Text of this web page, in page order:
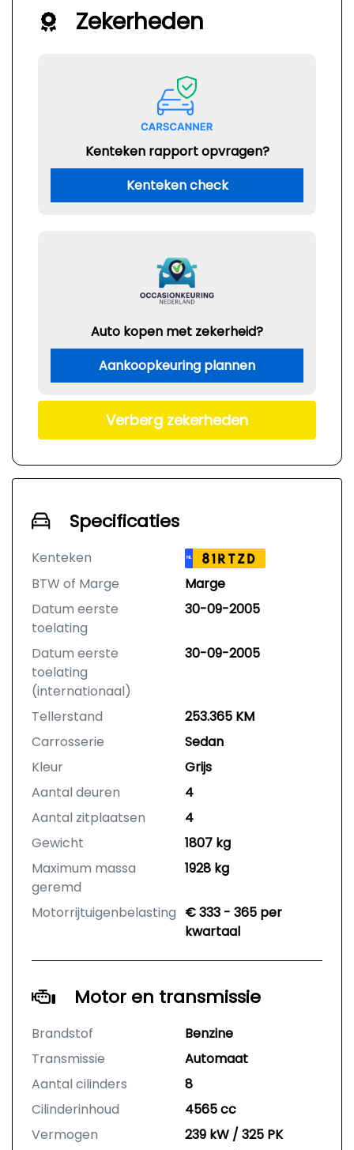
Zekerheden
Kenteken rapport opvragen?
Kenteken check
Auto kopen met zekerheid?
Aankoopkeuring plannen
Verberg zekerheden
Specificaties
Kenteken NL 81RTZD
BTW of Marge
Marge
Datum eerste
toelating
30-09-2005
Datum eerste
toelating
(internationaal)
30-09-2005
Tellerstand
253.365 KM
Carrosserie
Sedan
Kleur
Grijs
Aantal deuren
4
Aantal zitplaatsen
4
Gewicht
1807 kg
Maximum massa
geremd
1928 kg
Motorrijtuigenbelasting € 333 - 365 per
kwartaal
Motor en transmissie
Brandstof
Benzine
Transmissie
Automaat
Aantal cilinders
8
Cilinderinhoud
4565 cc
Vermogen
239 kW / 325 PK